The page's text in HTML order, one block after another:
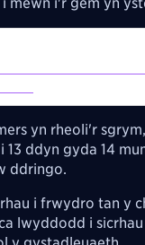
yn rheoli'r
ddyn gyda 14
ddringo.
i frwydro tan y
lwyddodd i sicrhau